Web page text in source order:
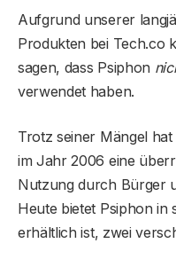
Aufgrund unserer
Produkten bei Tech.co
sagen, dass Psiphon
verwendet haben.
Trotz seiner Mängel
im Jahr 2006 eine
Nutzung durch Bürger
Heute bietet Psiphon in
erhältlich ist, zwei